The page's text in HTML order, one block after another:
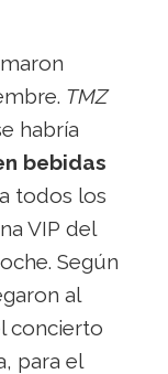
TMZ
habría
bebidas
todos los
VIP del
Según
al
concierto
para el